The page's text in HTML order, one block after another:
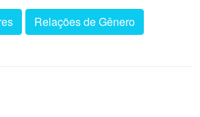
Relações de Gênero